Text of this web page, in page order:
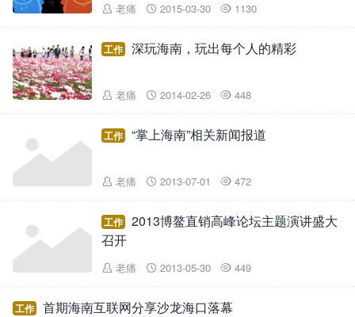
 老痛  2015-03-30  1130
工作 深玩海南，玩出每个人的精彩
 老痛  2014-02-26  448
工作 “掌上海南”相关新闻报道
 老痛  2013-07-01  472
工作
2013博鳌直销高峰论坛主题演讲盛大
召开
 老痛  2013-05-30  449
工作 首期海南互联网分享沙龙海口落幕